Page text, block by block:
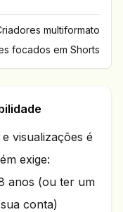
multiformato
focados em Shorts
visualizações é
exige:
anos (ou ter um
conta)